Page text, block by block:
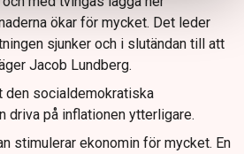
ökar för mycket. Det leder
sjunker och i slutändan till att
Jacob Lundberg.
den socialdemokratiska
driva på inflationen ytterligare.
stimulerar ekonomin för mycket. En